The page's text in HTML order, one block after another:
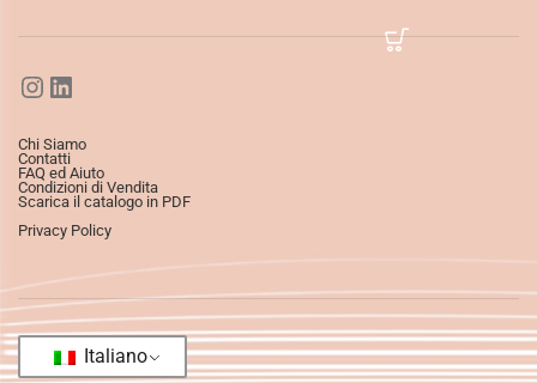
Chi Siamo
Contatti
FAQ ed Aiuto
Condizioni di Vendita
Scarica il catalogo in PDF
Privacy Policy
Italiano